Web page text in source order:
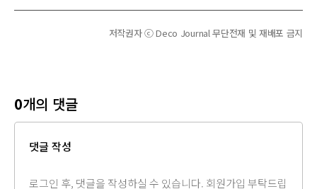
저작권자 ⓒ Deco Journal 무단전재 및 재배포 금지
0개의 댓글
댓글 작성